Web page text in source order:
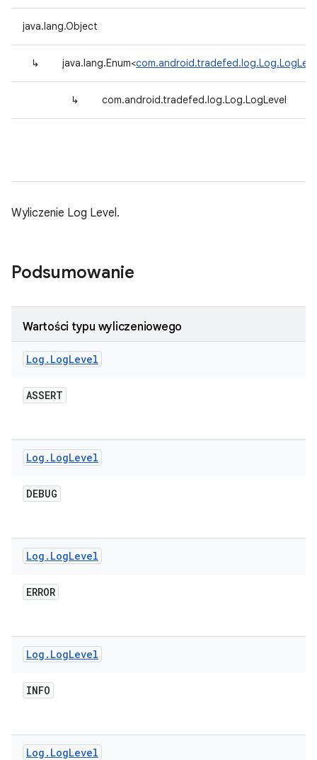
java.lang.Object
↳ java.lang.Enum<
↳ com.android.tradefed.log.Log.LogLevel
Wyliczenie Log Level.
Podsumowanie
Wartości typu wyliczeniowego
Log . LogLevel
ASSERT
Log . LogLevel
DEBUG
Log . LogLevel
ERROR
Log . LogLevel
INFO
Log . LogLevel